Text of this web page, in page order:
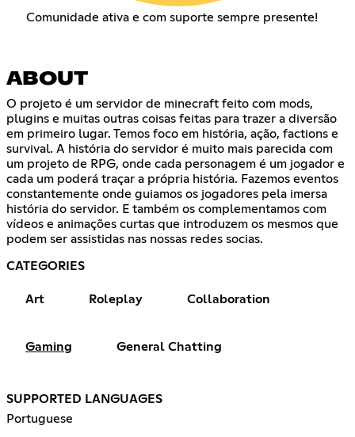
Comunidade ativa e com suporte sempre presente!
ABOUT
O projeto é um servidor de minecraft feito com mods,
plugins e muitas outras coisas feitas para trazer a diversão
em primeiro lugar. Temos foco em história, ação, factions e
survival. A história do servidor é muito mais parecida com
um projeto de RPG, onde cada personagem é um jogador e
cada um poderá traçar a própria história. Fazemos eventos
constantemente onde guiamos os jogadores pela imersa
história do servidor. E também os complementamos com
vídeos e animações curtas que introduzem os mesmos que
podem ser assistidas nas nossas redes socias.
CATEGORIES
Art Roleplay Collaboration
Gaming General Chatting
SUPPORTED LANGUAGES
Portuguese